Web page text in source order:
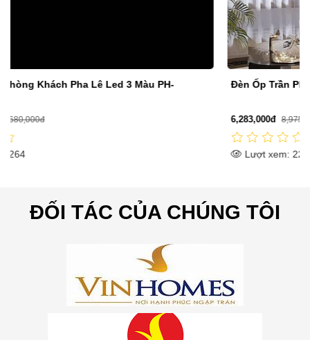
Đèn Ốp Trần Pha Lê 600mm VA-MPL6886/600
6,283,000đ
ĐỐI TÁC CỦA CHÚNG TÔI